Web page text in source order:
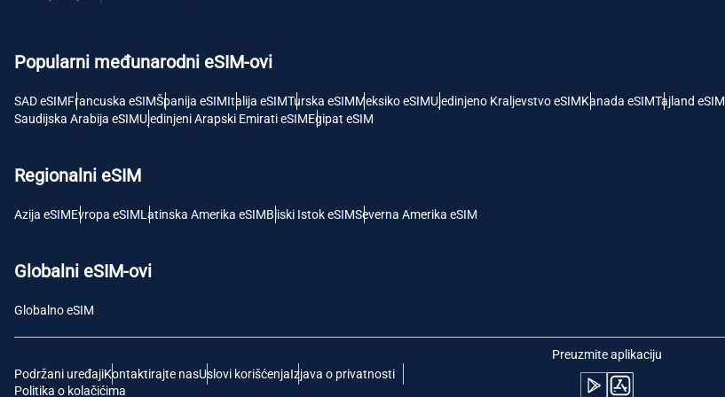
Popularni međunarodni eSIM-ovi
SAD eSIMFrancuska eSIMŠpanija eSIMItalija eSIMTurska eSIMMeksiko eSIMUjedinjeno Kraljevstvo eSIMKanada eSIMTajland eSIM
Saudijska Arabija eSIMUjedinjeni Arapski Emirati eSIMEgipat eSIM
Regionalni eSIM
Azija eSIMEvropa eSIMLatinska Amerika eSIMBliski Istok eSIMSeverna Amerika eSIM
Globalni eSIM-ovi
Globalno eSIM
Podržani uređajiKontaktirajte nasUslovi korišćenjaIzjava o privatnosti
Politika o kolačićima
Preuzmite aplikaciju
Polski Português
THB - Tajlandski Bat